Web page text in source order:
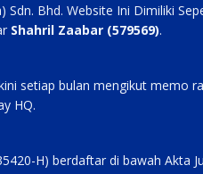
Bhd. Website Ini Dimiliki
Shahril Zaabar (579569).
setiap bulan mengikut memo
HQ.
H) berdaftar di bawah Akta